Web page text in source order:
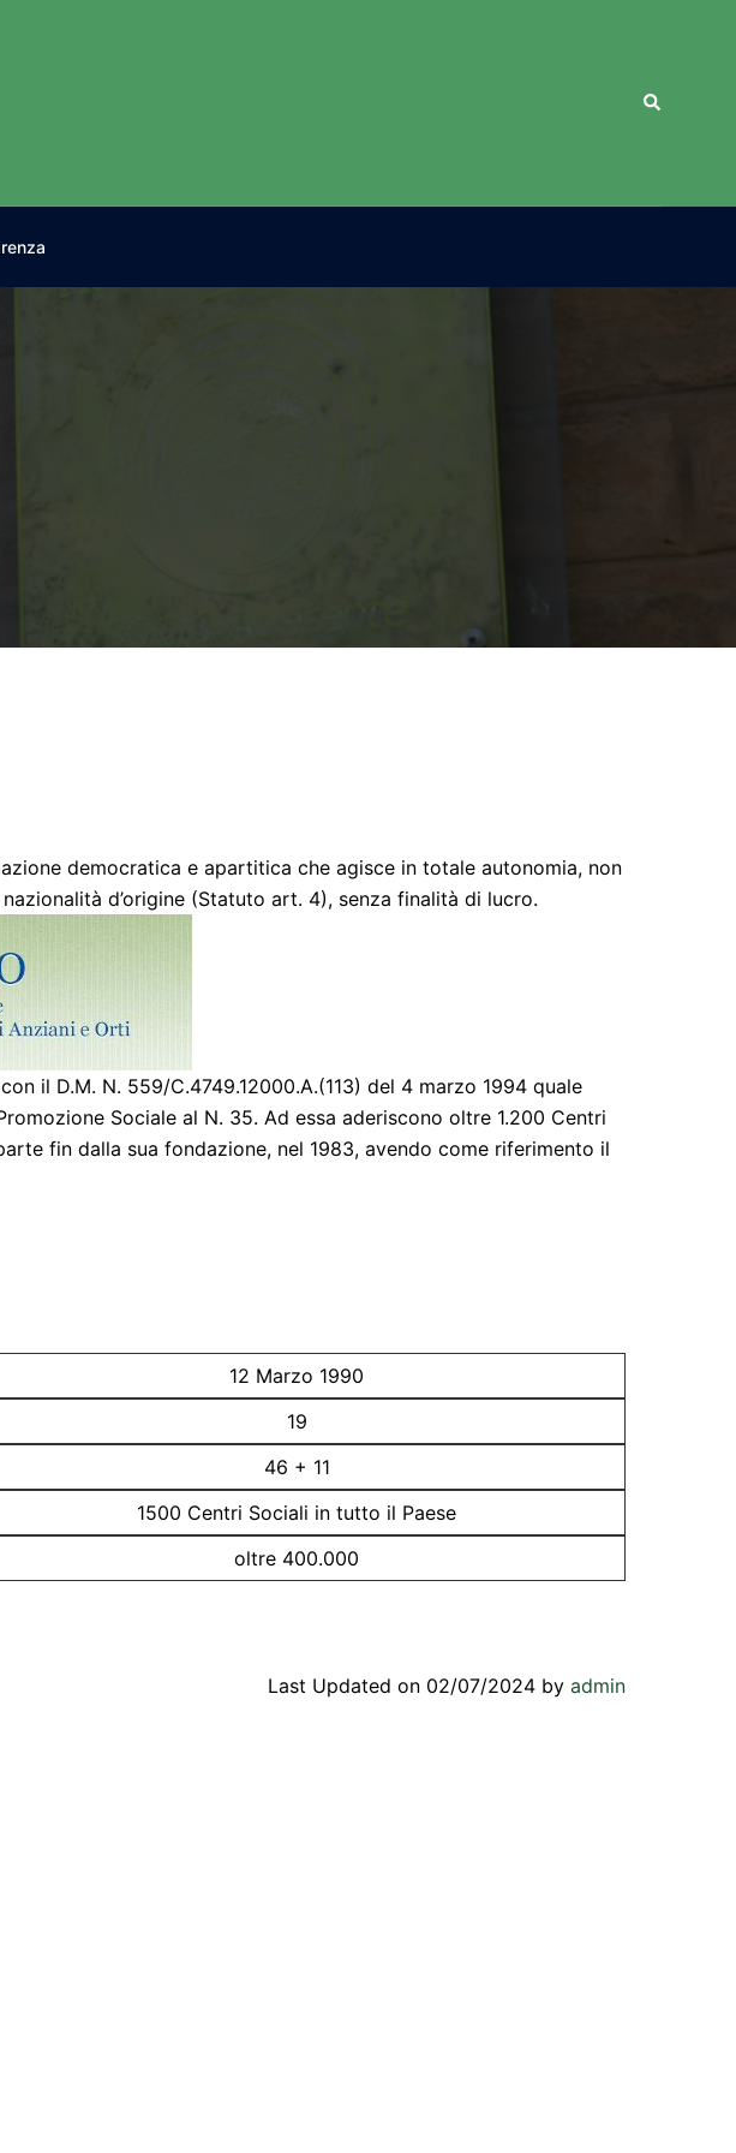
Cerca
democratica e apartitica che agisce in totale autonomia, non
d’origine (Statuto art. 4), senza finalità di lucro.
il D.M. N. 559/C.4749.12000.A.(113) del 4 marzo 1994 quale
Sociale al N. 35. Ad essa aderiscono oltre 1.200 Centri
fin dalla sua fondazione, nel 1983, avendo come riferimento il
12 Marzo 1990
19
46 + 11
1500 Centri Sociali in tutto il Paese
oltre 400.000
Last Updated on 02/07/2024 by admin